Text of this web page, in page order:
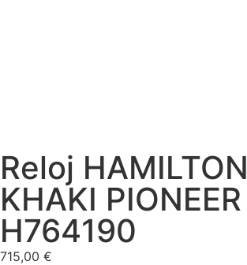
Reloj HAMILTON
KHAKI PIONEER
H764190
715,00 €